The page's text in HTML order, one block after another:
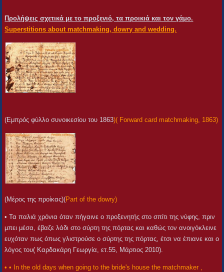
Προλήψεις σχετικά με το προξενιό, τα προικιά και τον γάμο.
Superstitions about matchmaking, dowry and wedding.
(Εμπρός φύλλο συνοικεσίου του 1863)( Forward card matchmaking, 1863)
(Μέρος της προίκας)(Part of the dowry)
• Τα παλιά χρόνια όταν πήγαινε ο προξενητής στο σπίτι της νύφης, πριν
μπει μέσα, έβαζε λάδι στο σύρτη της πόρτας και καθώς τον ανοιγόκλεινε
ευχόταν πως όπως γλιστρούσε ο σύρτης της πόρτας, έτσι να έπιανε και ο
λόγος του( Καρδακάρη Γεωργία, ετ.55, Μάρτιος 2010).
• • In the old days when going to the bride's house the matchmaker ,